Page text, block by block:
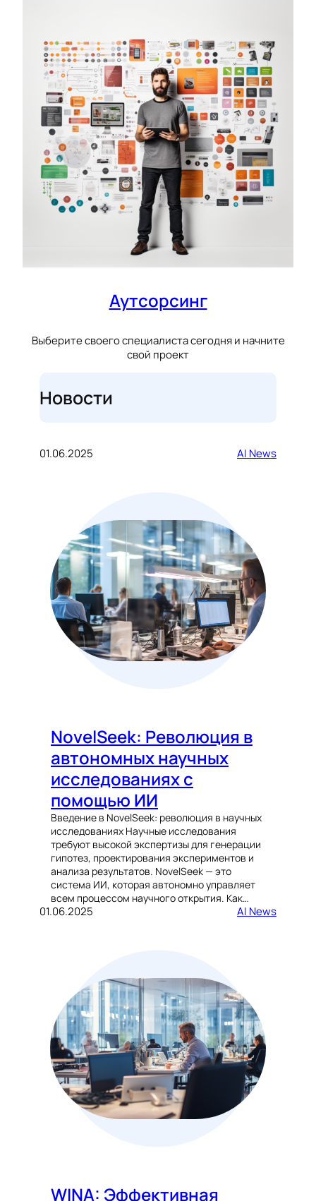
Аутсорсинг
Выберите своего специалиста сегодня и начните
свой проект
Новости
01.06.2025 AI News
NovelSeek: Революция в
автономных научных
исследованиях с
помощью ИИ
Введение в NovelSeek: революция в научных
исследованиях Научные исследования
требуют высокой экспертизы для генерации
гипотез, проектирования экспериментов и
анализа результатов. NovelSeek — это
система ИИ, которая автономно управляет
всем процессом научного открытия. Как…
01.06.2025 AI News
WINA: Эффективная